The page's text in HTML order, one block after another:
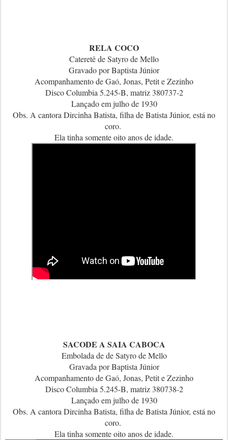
RELA COCO
Cateretê de Satyro de Mello
Gravado por Baptista Júnior
Acompanhamento de Gaó, Jonas, Petit e Zezinho
Disco Columbia 5.245-B, matriz 380737-2
Lançado em julho de 1930
Obs. A cantora Dircinha Batista, filha de Batista Júnior, está no
coro.
Ela tinha somente oito anos de idade.
SACODE A SAIA CABOCA
Embolada de de Satyro de Mello
Gravada por Baptista Júnior
Acompanhamento de Gaó, Jonas, Petit e Zezinho
Disco Columbia 5.245-B, matriz 380738-2
Lançado em julho de 1930
Obs. A cantora Dircinha Batista, filha de Batista Júnior, está no
coro.
Ela tinha somente oito anos de idade.